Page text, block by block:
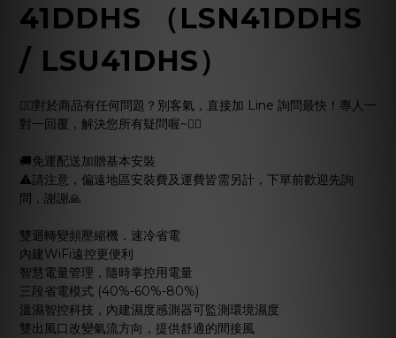
41DDHS （LSN41DDHS
/ LSU41DHS）
🙋‍♀️對於商品有任何問題？別客氣，直接加 Line 詢問最快！專人一
對一回覆，解決您所有疑問喔~🙋‍♂️
🚚免運配送加贈基本安裝
⚠️請注意，偏遠地區安裝費及運費皆需另計，下單前歡迎先詢
問，謝謝🙏
雙迴轉變頻壓縮機．速冷省電
內建WiFi遠控更便利
智慧電量管理，隨時掌控用電量
三段省電模式 (40%-60%-80%)
溫濕智控科技，內建濕度感測器可監測環境濕度
雙出風口改變氣流方向，提供舒適的間接風